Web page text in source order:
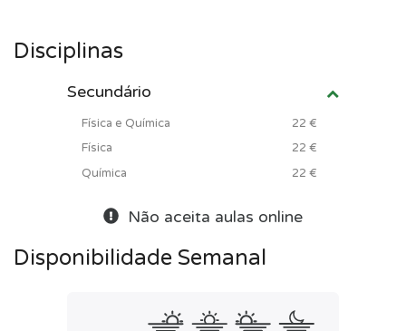
Disciplinas
Secundário
Física e Química
22 €
Física
22 €
Química
22 €
Não aceita aulas online
Disponibilidade Semanal